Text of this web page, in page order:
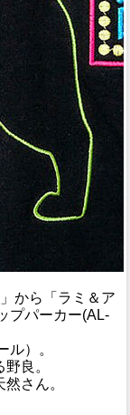
から「ラミ＆ア
プパーカー(AL-
ル）。
良。
さん。